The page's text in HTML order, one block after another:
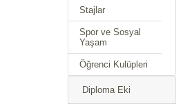
Stajlar
Spor ve Sosyal
Yaşam
Öğrenci Kulüpleri
Diploma Eki